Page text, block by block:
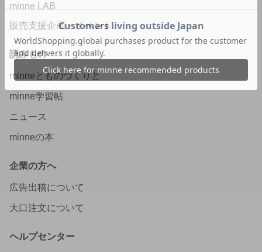
minne LAB
販売支援企画・イベント
読みもの
minneとものづくりと
minne学習帖
ニュース
minneの本
企業の方へ
広告出稿について
大口注文について
ヘルプセンター